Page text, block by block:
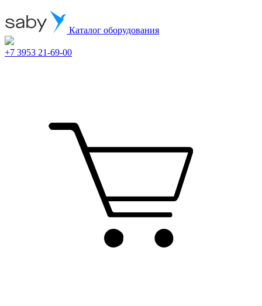
Каталог оборудования
+7 3953 21-69-00